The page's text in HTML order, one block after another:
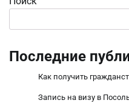
Последние
Как получить
Запись на визу в